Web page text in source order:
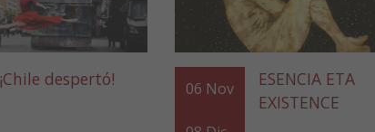
¡Chile despertó! 06 Nov
ESENCIA ETA
EXISTENCE